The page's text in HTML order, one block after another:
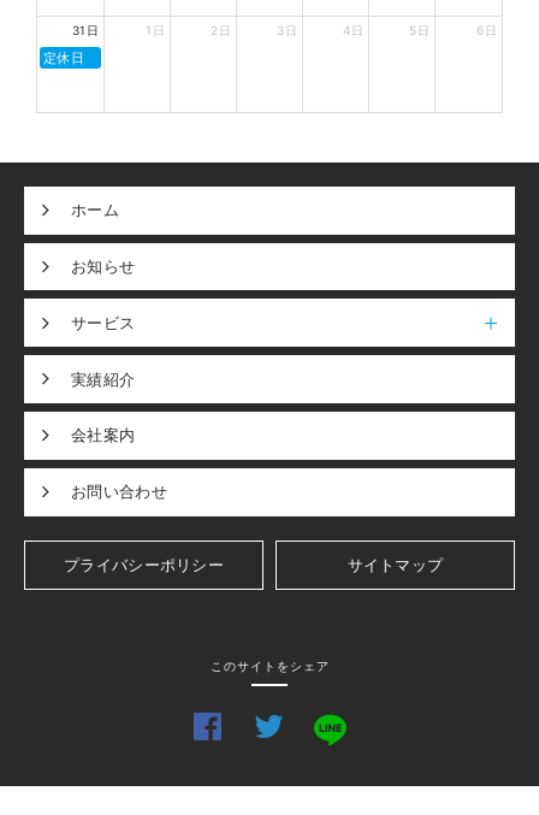
31日
定休日
1日 2日 3日 4日 5日 6日
ホーム
お知らせ
サービス
実績紹介
会社案内
お問い合わせ
プライバシーポリシー サイトマップ
このサイトをシェア